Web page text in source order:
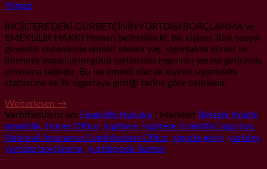
Yilmaz
İNGİLTERE’DEKİ GURBETÇİNİN YURTDIŞI BORÇLANMA ve
EMEKLİLİK HAKKI Hemen belirtelim ki, bir kişinin Türk sosyal
güvenlik sisteminde emekli olması yaş, sigortalılık süresi ve
ödenmiş asgari prim günü şartlarının hepsinin yerine getirilmiş
olmasına bağlıdır. Bu ise emekli olacak kişinin sigortalılık
statüsüne ve ilk sigortaya girdiği tarihe göre belirlenir.
Weiterlesen →
Veröffentlicht am Emeklilik Hukuku Markiert Birleşik Krallık,
emeklilik, Home Office, İngiltere, İngiltere Emeklilik Sigortası,
National Insurance Contribution Office, sigorta girişi, yurtdışı,
yurtdışı borçlanma, yurtdışında ikamet